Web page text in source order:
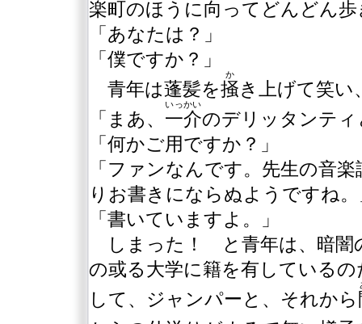
楽町のほうに向ってどんどん
「あなたは？」
「僕ですか？」
青年は蓬髪を掻
か
き上げて笑い
「まあ、 一介
いっかい
のデリッタンテ
「何かご用ですか？」
「ファンなんです。先生の音
りお書きにならぬようですね
「書いていますよ。」
しまった！ と青年は、暗闇
の或る大学に籍を有している
して、ジャンパーと、それから